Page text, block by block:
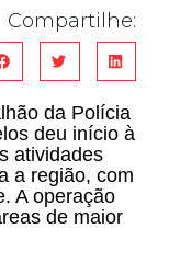
Compartilhe:
da Polícia
deu início à
atividades
a região, com
A operação
de maior